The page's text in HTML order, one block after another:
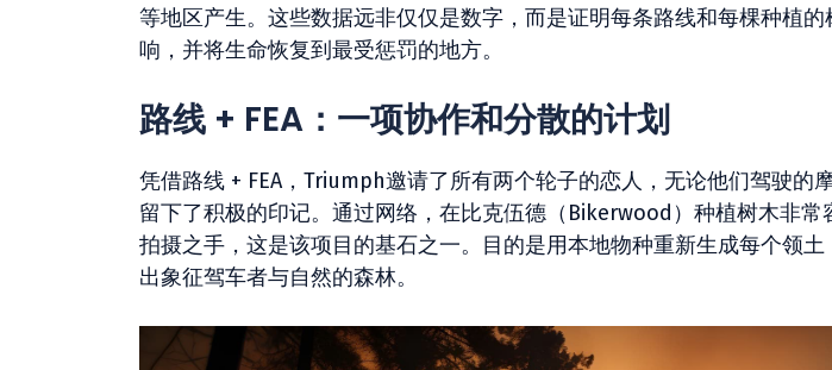
等地区产生。这些数据远非仅仅是数字，而是证明每条路线和每棵种植
响，并将生命恢复到最受惩罚的地方。
路线 + FEA：一项协作和分散的计划
凭借路线 + FEA，Triumph邀请了所有两个轮子的恋人，无论他们驾驶的
留下了积极的印记。通过网络，在比克伍德（Bikerwood）种植树木非常
拍摄之手，这是该项目的基石之一。目的是用本地物种重新生成每个领
出象征驾车者与自然的森林。